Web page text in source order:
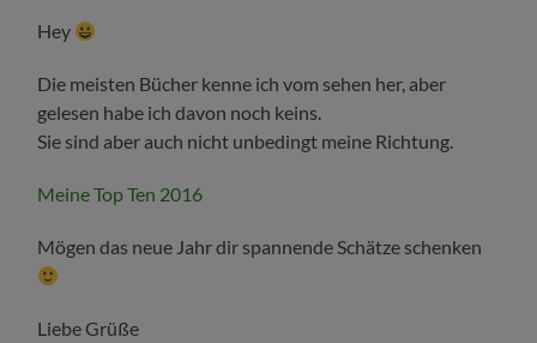
Hey
Die meisten Bücher kenne ich vom sehen her, aber
gelesen habe ich davon noch keins.
Sie sind aber auch nicht unbedingt meine Richtung.
Meine Top Ten 2016
Mögen das neue Jahr dir spannende Schätze schenken
Liebe Grüße